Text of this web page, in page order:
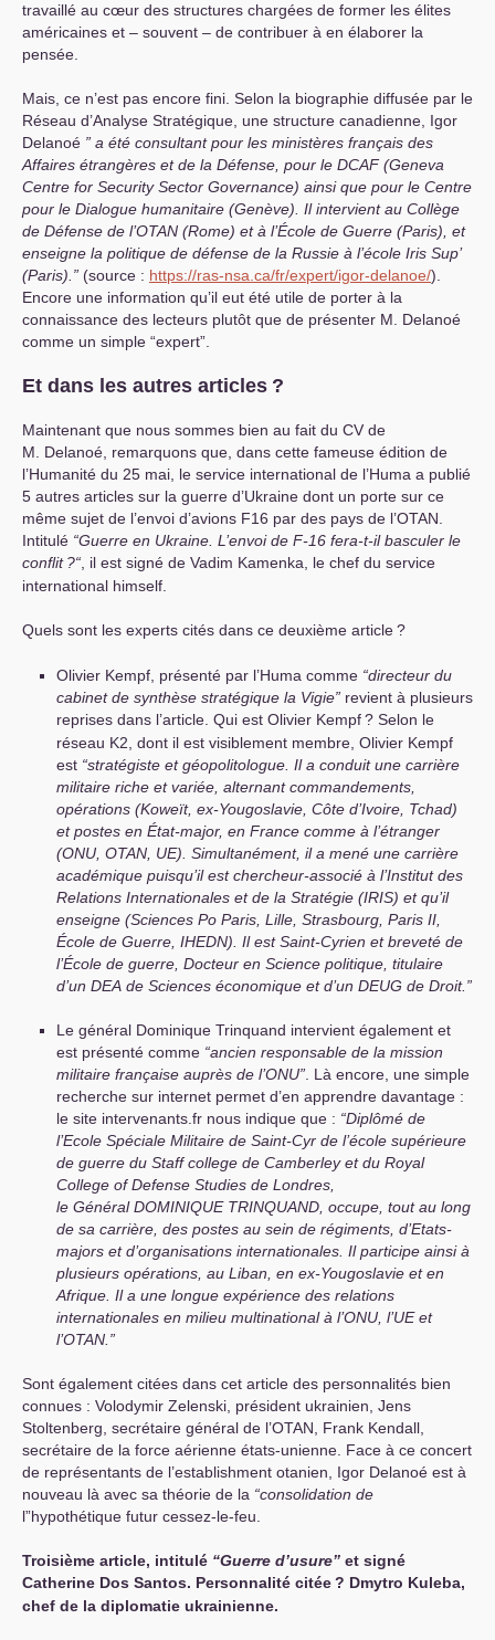
travaillé au cœur des structures chargées de former les élites
américaines et – souvent – de contribuer à en élaborer la
pensée.
Mais, ce n’est pas encore fini. Selon la biographie diffusée par le
Réseau d’Analyse Stratégique, une structure canadienne, Igor
Delanoé ” a été consultant pour les ministères français des
Affaires étrangères et de la Défense, pour le DCAF (Geneva
Centre for Security Sector Governance) ainsi que pour le Centre
pour le Dialogue humanitaire (Genève). Il intervient au Collège
de Défense de l’OTAN (Rome) et à l’École de Guerre (Paris), et
enseigne la politique de défense de la Russie à l’école Iris Sup’
(Paris).” (source : https://ras-nsa.ca/fr/expert/igor-delanoe/).
Encore une information qu’il eut été utile de porter à la
connaissance des lecteurs plutôt que de présenter M. Delanoé
comme un simple “expert”.
Et dans les autres articles ?
Maintenant que nous sommes bien au fait du CV de
M. Delanoé, remarquons que, dans cette fameuse édition de
l’Humanité du 25 mai, le service international de l’Huma a publié
5 autres articles sur la guerre d’Ukraine dont un porte sur ce
même sujet de l’envoi d’avions F16 par des pays de l’OTAN
Intitulé “Guerre en Ukraine. L’envoi de F-16 fera-t-il basculer le
conflit ?“ , il est signé de Vadim Kamenka, le chef du service
international himself.
Quels sont les experts cités dans ce deuxième article?
Olivier Kempf, présenté par l’Huma comme “directeur du
cabinet de synthèse stratégique la Vigie” revient à plusieurs
reprises dans l’article. Qui est Olivier Kempf? Selon le
réseau K2, dont il est visiblement membre, Olivier Kempf
est “stratégiste et géopolitologue. Il a conduit une carrière
militaire riche et variée, alternant commandements,
opérations (Koweït, ex-Yougoslavie, Côte d’Ivoire, Tchad)
et postes en État-major, en France comme à l’étranger
(ONU OTAN UE). Simultanément, il a mené une carrière
académique puisqu’il est chercheur-associé à l’Institut des
Relations Internationales et de la Stratégie (IRIS) et qu’il
enseigne (Sciences Po Paris, Lille, Strasbourg, Paris II
École de Guerre, IHEDN). Il est Saint-Cyrien et breveté de
l’École de guerre, Docteur en Science politique, titulaire
d’un DEA de Sciences économique et d’un DEUG de Droit.”
Le général Dominique Trinquand intervient également et
est présenté comme “ancien responsable de la mission
militaire française auprès de l’ONU” . Là encore, une simple
recherche sur internet permet d’en apprendre davantage :
le site intervenants.fr nous indique que : “Diplômé de
l’Ecole Spéciale Militaire de Saint-Cyr de l’école supérieure
de guerre du Staff college de Camberley et du Royal
College of Defense Studies de Londres,
le GénéralDOMINIQUE TRINQUAND , occupe, tout au long
de sa carrière, des postes au sein de régiments, d’Etats-
majors et d’organisations internationales. Il participe ainsi à
plusieurs opérations, au Liban, en ex-Yougoslavie et en
Afrique. Il a une longue expérience des relations
internationales en milieu multinational à l’ONU , l’UEet
l’OTAN .”
Sont également citées dans cet article des personnalités bien
connues : Volodymir Zelenski, président ukrainien, Jens
Stoltenberg, secrétaire général de l’OTAN , Frank Kendall,
secrétaire de la force aérienne états-unienne. Face à ce concert
de représentants de l’establishment otanien, Igor Delanoé est à
nouveau là avec sa théorie de la “consolidation de
l”hypothétique futur cessez-le-feu.
Troisième article, intitulé “Guerre d’usure” et signé
Catherine Dos Santos. Personnalité citée? Dmytro Kuleba,
chef de la diplomatie ukrainienne.